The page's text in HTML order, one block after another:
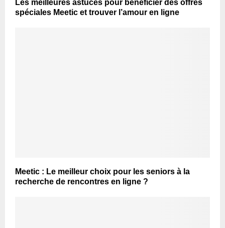
Les meilleures astuces pour bénéficier des offres
spéciales Meetic et trouver l’amour en ligne
Meetic : Le meilleur choix pour les seniors à la
recherche de rencontres en ligne ?